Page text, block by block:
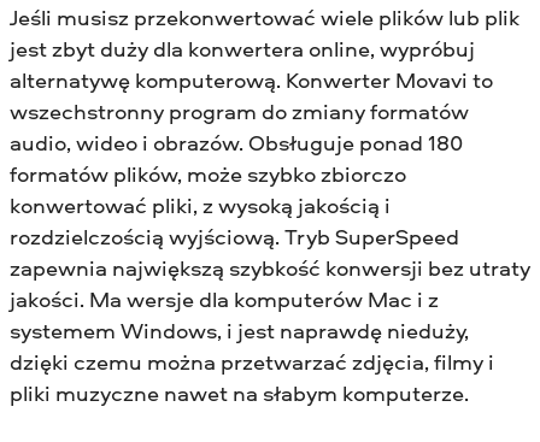
Jeśli musisz przekonwertować wiele plików lub plik
jest zbyt duży dla konwertera online, wypróbuj
alternatywę komputerową. Konwerter Movavi to
wszechstronny program do zmiany formatów
audio, wideo i obrazów. Obsługuje ponad 180
formatów plików, może szybko zbiorczo
konwertować pliki, z wysoką jakością i
rozdzielczością wyjściową. Tryb SuperSpeed
zapewnia największą szybkość konwersji bez utraty
jakości. Ma wersje dla komputerów Mac i z
systemem Windows, i jest naprawdę nieduży,
dzięki czemu można przetwarzać zdjęcia, filmy i
pliki muzyczne nawet na słabym komputerze.